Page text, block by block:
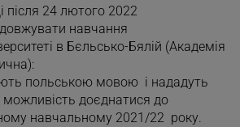
після 24 лютого 2022
навчання
в Бєльсько-Бялій (Академія
польською мовою і нададуть
доєднатися до
навчальному 2021/22 року.